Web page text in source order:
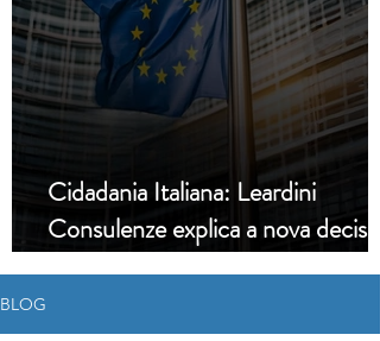
Cidadania Italiana: Leardini
Consulenze explica a nova decisão
da Corte Constitucional
BLOG